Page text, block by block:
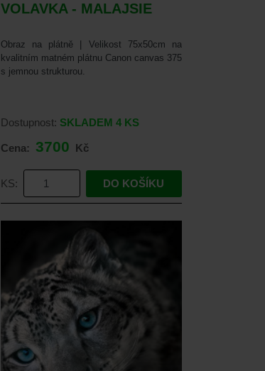
VOLAVKA - MALAJSIE
Obraz na plátně | Velikost 75x50cm na
kvalitním matném plátnu Canon canvas 375
s jemnou strukturou.
Dostupnost: SKLADEM 4 KS
Cena: 3700 Kč
KS: DO KOŠÍKU